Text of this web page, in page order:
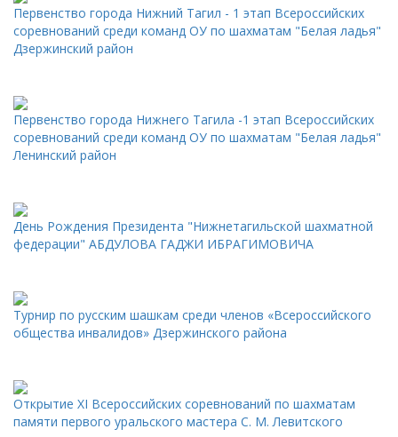
Первенство города Нижний Тагил - 1 этап Всероссийских
соревнований среди команд ОУ по шахматам "Белая ладья"
Дзержинский район
Первенство города Нижнего Тагила -1 этап Всероссийских
соревнований среди команд ОУ по шахматам "Белая ладья"
Ленинский район
День Рождения Президента "Нижнетагильской шахматной
федерации" АБДУЛОВА ГАДЖИ ИБРАГИМОВИЧА
Турнир по русским шашкам среди членов «Всероссийского
общества инвалидов» Дзержинского района
Открытие XI Всероссийских соревнований по шахматам
памяти первого уральского мастера С. М. Левитского